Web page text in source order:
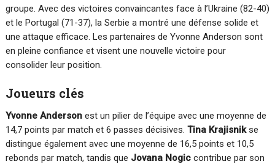
groupe. Avec des victoires convaincantes face à l’Ukraine (82-40)
et le Portugal (71-37), la Serbie a montré une défense solide et
une attaque efficace. Les partenaires de Yvonne Anderson sont
en pleine confiance et visent une nouvelle victoire pour
consolider leur position.
Joueurs clés
Yvonne Andersonest un pilier de l’équipe avec une moyenne de
14,7 points par match et 6 passes décisives. Tina Krajisnikse
distingue également avec une moyenne de 16,5 points et 10,5
rebonds par match, tandis que Jovana Nogiccontribue par son